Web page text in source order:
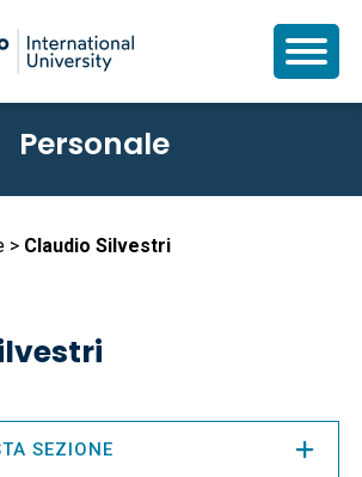
Personale
Claudio Silvestri
SEZIONE